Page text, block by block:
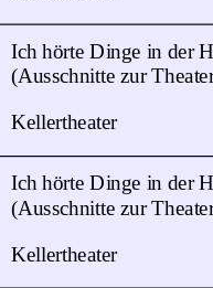
Kellertheater
Ich hörte Dinge in der
(Ausschnitte zur
Kellertheater
Ich hörte Dinge in der
(Ausschnitte zur